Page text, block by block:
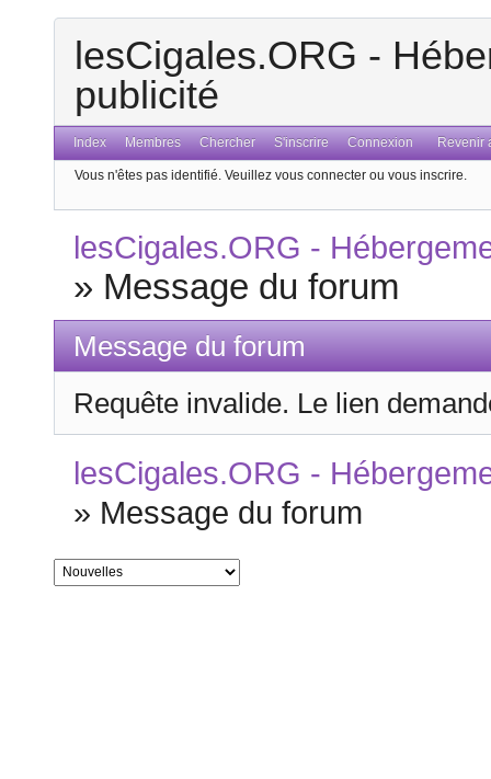
lesCigales.ORG -
publicité
Index Membres Chercher S'inscrire Connexion Revenir
Vous n'êtes pas identifié. Veuillez vous connecter ou vous inscrire.
lesCigales.ORG -
» Message du forum
Message du forum
Requête invalide. Le lien
lesCigales.ORG -
» Message du forum